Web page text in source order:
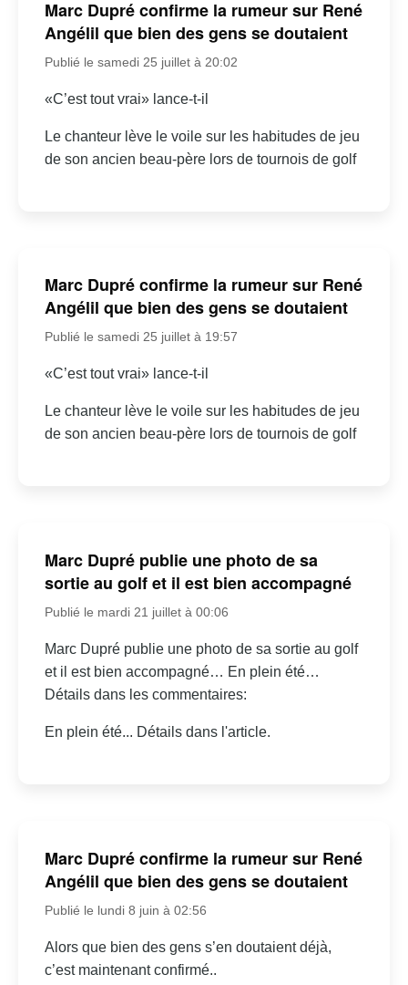
Marc Dupré confirme la rumeur sur René
Angélil que bien des gens se doutaient
Publié le samedi 25 juillet à 20:02
«C’est tout vrai» lance-t-il
Le chanteur lève le voile sur les habitudes de jeu
de son ancien beau-père lors de tournois de golf
Marc Dupré confirme la rumeur sur René
Angélil que bien des gens se doutaient
Publié le samedi 25 juillet à 19:57
«C’est tout vrai» lance-t-il
Le chanteur lève le voile sur les habitudes de jeu
de son ancien beau-père lors de tournois de golf
Marc Dupré publie une photo de sa
sortie au golf et il est bien accompagné
Publié le mardi 21 juillet à 00:06
Marc Dupré publie une photo de sa sortie au golf
et il est bien accompagné… En plein été…
Détails dans les commentaires:
En plein été... Détails dans l'article.
Marc Dupré confirme la rumeur sur René
Angélil que bien des gens se doutaient
Publié le lundi 8 juin à 02:56
Alors que bien des gens s’en doutaient déjà,
c’est maintenant confirmé..